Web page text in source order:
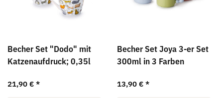
Becher Set "Dodo" mit
Katzenaufdruck; 0,35l
21,90 € *
Becher Set Joya 3-er Set
300ml in 3 Farben
13,90 €*